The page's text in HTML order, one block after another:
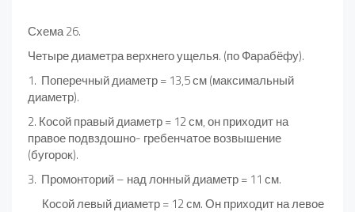
Схема 26.
Четыре диаметра верхнего ущелья. (по Фарабёфу).
1. Поперечный диаметр = 13,5 см (максимальный
диаметр).
2. Косой правый диаметр = 12 см, он приходит на
правое подвздошно- гребенчатое возвышение
(бугорок).
3. Промонторий – над лонный диаметр = 11 см.
Косой левый диаметр = 12 см. Он приходит на левое